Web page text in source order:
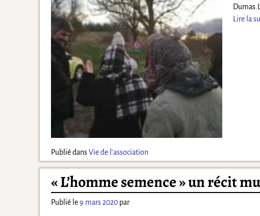
Lire la
Publié dans Vie de l'association
« L’homme semence » un récit
Publié le9 mars 2020 par